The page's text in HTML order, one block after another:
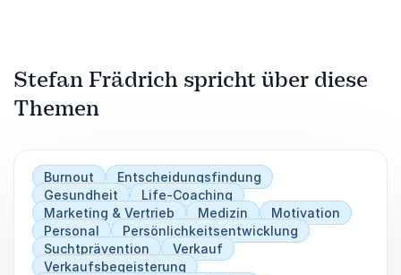
Stefan Frädrich spricht über diese
Themen
Burnout
Entscheidungsfindung
Gesundheit
Life-Coaching
Marketing & Vertrieb
Medizin
Motivation
Personal
Persönlichkeitsentwicklung
Suchtprävention
Verkauf
Verkaufsbegeisterung